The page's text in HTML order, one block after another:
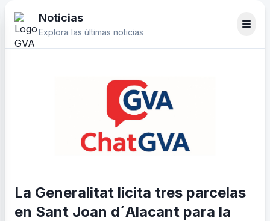
Noticias
Explora las últimas noticias
La Generalitat licita tres parcelas
en Sant Joan d´Alacant para la